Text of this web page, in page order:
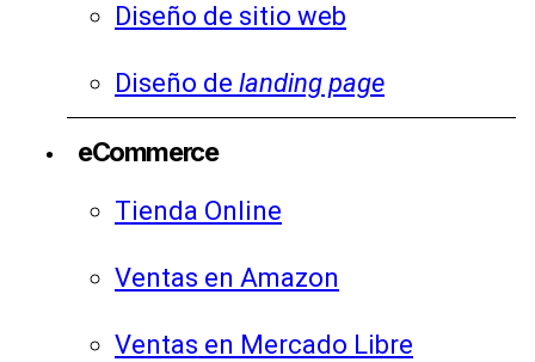
Diseño de sitio web
Diseño de landing page
eCommerce
Tienda Online
Ventas en Amazon
Ventas en Mercado Libre